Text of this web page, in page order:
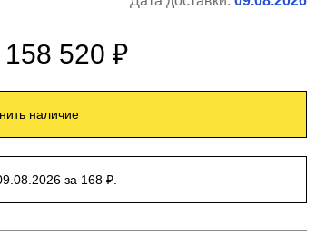
158 520 ₽
наличие
за 168 ₽.